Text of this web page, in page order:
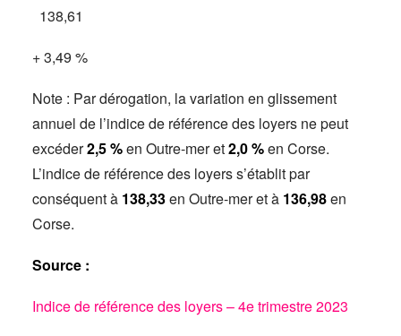
138,61
+ 3,49 %
Note : Par dérogation, la variation en glissement
annuel de l’indice de référence des loyers ne peut
excéder2,5 %en Outre-mer et2,0 %en Corse.
L’indice de référence des loyers s’établit par
conséquent à 138,33en Outre-mer et à 136,98en
Corse.
Source :
Indice de référence des loyers – 4e trimestre 2023